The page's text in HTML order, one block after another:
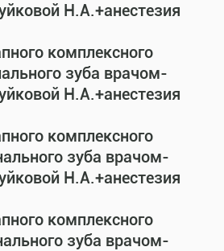
Н.А.+анестезия
комплексного
зуба врачом-
Н.А.+анестезия
комплексного
зуба врачом-
Н.А.+анестезия
комплексного
зуба врачом-